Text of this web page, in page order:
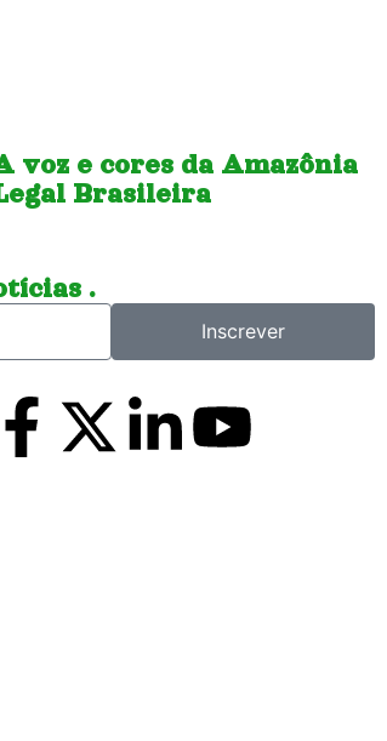
voz e cores da Amazônia
Brasileira
.
Inscrever